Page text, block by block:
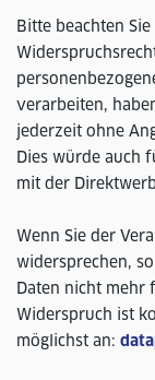
Bitte beachten
verarbeiten,
jederzeit ohne
Dies würde auch
mit der
Wenn Sie der
widersprechen,
Daten nicht mehr
Widerspruch ist
möglichst an: